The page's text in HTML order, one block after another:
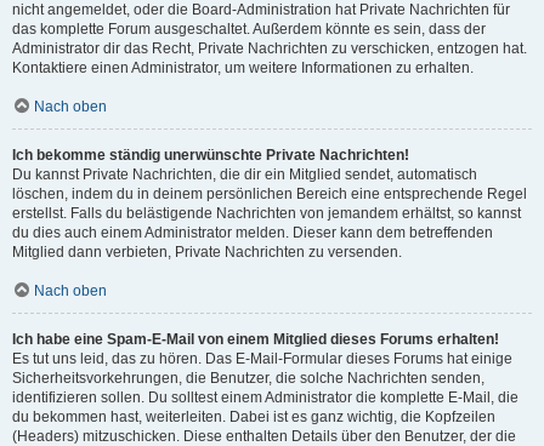
nicht angemeldet, oder die Board-Administration hat Private Nachrichten für
das komplette Forum ausgeschaltet. Außerdem könnte es sein, dass der
Administrator dir das Recht, Private Nachrichten zu verschicken, entzogen hat.
Kontaktiere einen Administrator, um weitere Informationen zu erhalten.
Nach oben
Ich bekomme ständig unerwünschte Private Nachrichten!
Du kannst Private Nachrichten, die dir ein Mitglied sendet, automatisch
löschen, indem du in deinem persönlichen Bereich eine entsprechende Regel
erstellst. Falls du belästigende Nachrichten von jemandem erhältst, so kannst
du dies auch einem Administrator melden. Dieser kann dem betreffenden
Mitglied dann verbieten, Private Nachrichten zu versenden.
Nach oben
Ich habe eine Spam-E-Mail von einem Mitglied dieses Forums erhalten!
Es tut uns leid, das zu hören. Das E-Mail-Formular dieses Forums hat einige
Sicherheitsvorkehrungen, die Benutzer, die solche Nachrichten senden,
identifizieren sollen. Du solltest einem Administrator die komplette E-Mail, die
du bekommen hast, weiterleiten. Dabei ist es ganz wichtig, die Kopfzeilen
(Headers) mitzuschicken. Diese enthalten Details über den Benutzer, der die